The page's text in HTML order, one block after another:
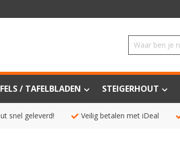
/ TAFELBLADEN STEIGERHOUT
snel geleverd! Veilig betalen met iDeal